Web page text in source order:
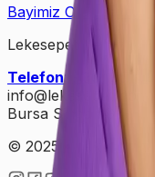
Bayimiz Olun
Bayilik
Lekesepeti Temizlik
Telefon: +90 (850)
info@lekesepeti.com
Bursa Sinpaş GYO
© 2025 • Lekesepeti